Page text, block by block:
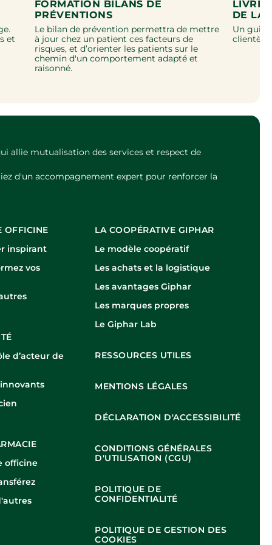
et
FORMATION BILANS DE
PRÉVENTIONS
Le bilan de prévention permettra de mettre
à jour chez un patient ces facteurs de
risques, et d’orienter les patients sur le
chemin d'un comportement adapté et
raisonné.
LIVRE
DE LA
Un
clientèle
allie mutualisation des services et respect de
d'un accompagnement expert pour renforcer la
OFFICINE
inspirant
vos
d’acteur de
officine
LA COOPÉRATIVE GIPHAR
Le modèle coopératif
Les achats et la logistique
Les avantages Giphar
Les marques propres
Le Giphar Lab
RESSOURCES UTILES
MENTIONS LÉGALES
DÉCLARATION D'ACCESSIBILITÉ
CONDITIONS GÉNÉRALES
D'UTILISATION (CGU)
POLITIQUE DE
CONFIDENTIALITÉ
POLITIQUE DE GESTION DES
COOKIES